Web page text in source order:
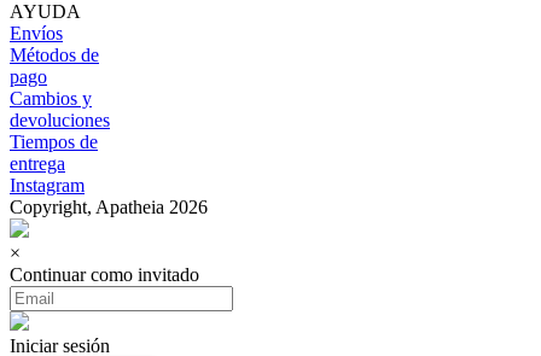
AYUDA
Envíos
Métodos de
pago
Cambios y
devoluciones
Tiempos de
entrega
Instagram
Copyright, Apatheia 2026
×
Continuar como invitado
Iniciar sesión